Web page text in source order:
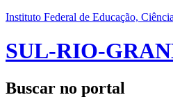
Instituto Federal de Educação,
SUL-RIO-
Buscar no portal